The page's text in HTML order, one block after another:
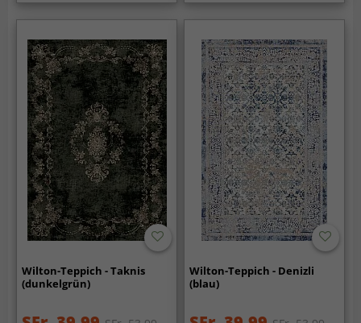
Wilton-Teppich - Taknis
(dunkelgrün)
Wilton-Teppich - Denizli
(blau)